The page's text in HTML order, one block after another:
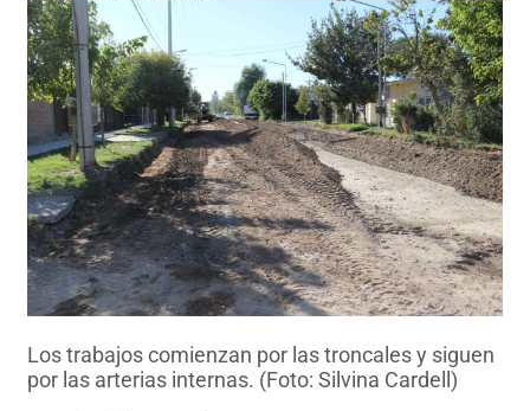
Los trabajos comienzan por las troncales y siguen
por las arterias internas. (Foto: Silvina Cardell)